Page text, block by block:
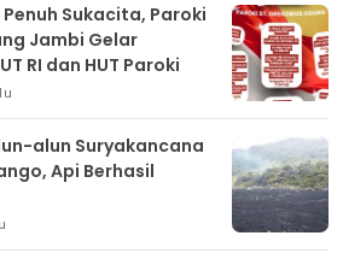
Sukacita, Paroki
Jambi Gelar
RI dan HUT Paroki
alun Suryakancana
Api Berhasil